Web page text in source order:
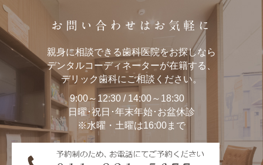
お問い合わせはお気軽に
親身に相談できる歯科医院をお探しなら
デンタルコーディネーターが在籍する、
デリック歯科にご相談ください。
9:00～12:30 / 14:00～18:30
日曜･祝日･年末年始･お盆休診
※水曜・土曜は16:00まで